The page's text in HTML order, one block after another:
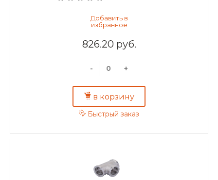
826.20 руб.
- +
в корзину
Быстрый заказ